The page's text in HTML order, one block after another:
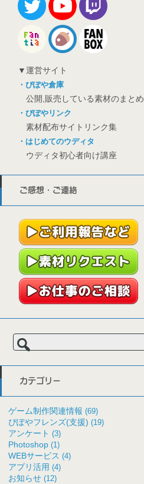
▼運営サイト
・ぴぽや倉庫
公開,販売している素材のまとめ
・ぴぽやリンク
素材配布サイトリンク集
・はじめてのウディタ
ウディタ初心者向け講座
ご感想・ご連絡
検
索:
カテゴリー
ゲーム制作関連情報 (69)
ぴぽやフレンズ(支援) (19)
アンケート (3)
Photoshop (1)
WEBサービス (4)
アプリ活用 (4)
お知らせ (12)